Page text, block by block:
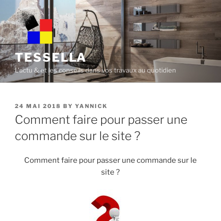
content
TESSELLA
L'actu & et les conseils dans vos travaux au quotidien
POSTED
ON
24 MAI 2018 BY YANNICK
Comment faire pour passer une
commande sur le site ?
Comment faire pour passer une commande sur le
site ?